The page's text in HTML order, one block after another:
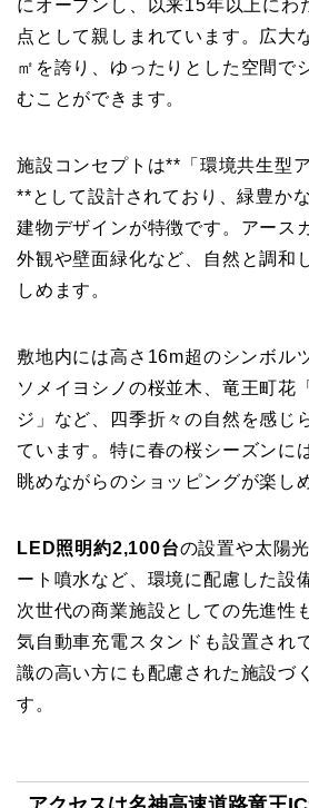
にオープンし、以来15年以上にわ
点として親しまれています。広大
㎡を誇り、ゆったりとした空間で
むことができます。
施設コンセプトは**「環境共生型
**として設計されており、緑豊か
建物デザインが特徴です。アース
外観や壁面緑化など、自然と調和
しめます。
敷地内には高さ16m超のシンボル
ソメイヨシノの桜並木、竜王町花
ジ」など、四季折々の自然を感じ
ています。特に春の桜シーズンに
眺めながらのショッピングが楽し
LED照明約2,100台の設置や太陽
ート噴水など、環境に配慮した設
次世代の商業施設としての先進性
気自動車充電スタンドも設置され
識の高い方にも配慮された施設づ
す。